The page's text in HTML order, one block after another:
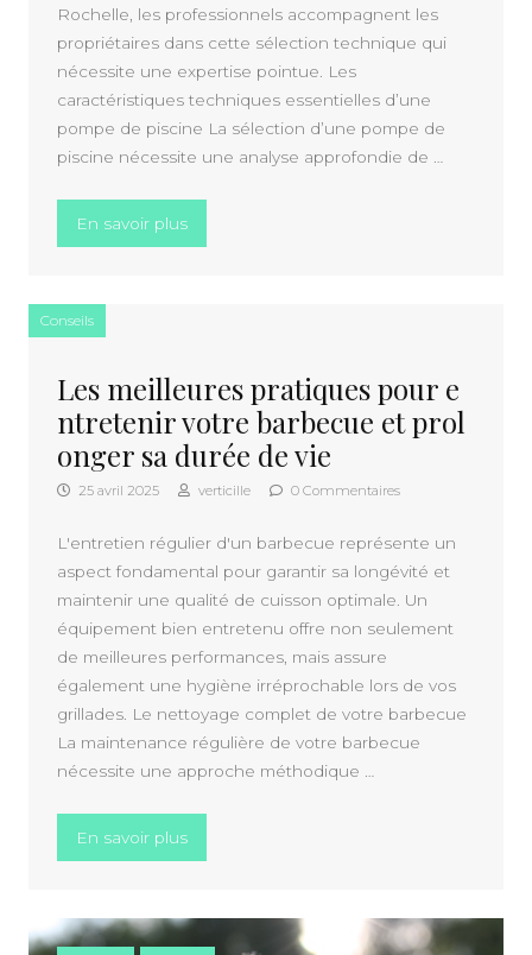
Rochelle, les professionnels accompagnent les
propriétaires dans cette sélection technique qui
nécessite une expertise pointue. Les
caractéristiques techniques essentielles d’une
pompe de piscine La sélection d’une pompe de
piscine nécessite une analyse approfondie de …
En savoir plus« Comment choisir une pompe piscine
Conseils
Les meilleures pratiques pour e
ntretenir votre barbecue et prol
onger sa durée de vie
25 avril 2025 verticille 0 Commentaires
L'entretien régulier d'un barbecue représente un
aspect fondamental pour garantir sa longévité et
maintenir une qualité de cuisson optimale. Un
équipement bien entretenu offre non seulement
de meilleures performances, mais assure
également une hygiène irréprochable lors de vos
grillades. Le nettoyage complet de votre barbecue
La maintenance régulière de votre barbecue
nécessite une approche méthodique …
En savoir plus« Les meilleures pratiques pour